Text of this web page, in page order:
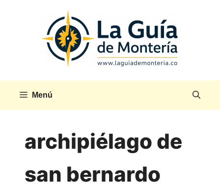
Menú
archipiélago de
san bernardo